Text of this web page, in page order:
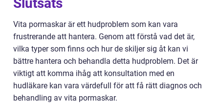
Vita pormaskar är ett hudproblem som kan vara
frustrerande att hantera. Genom att förstå vad det är,
vilka typer som finns och hur de skiljer sig åt kan vi
bättre hantera och behandla detta hudproblem. Det är
viktigt att komma ihåg att konsultation med en
hudläkare kan vara värdefull för att få rätt diagnos och
behandling av vita pormaskar.